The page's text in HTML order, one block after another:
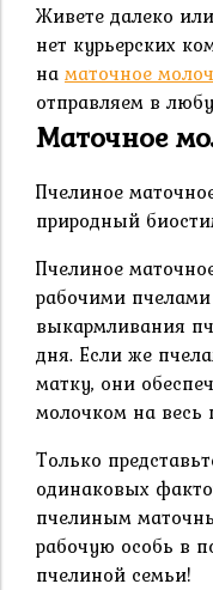
Живете далеко
нет курьерских
на маточное
отправляем в
Маточное
Пчелиное
природный
Пчелиное
рабочими
выкармливания
дня. Если же
матку, они
молочком на весь
Только
одинаковых
пчелиным
рабочую особь в
пчелиной семьи!